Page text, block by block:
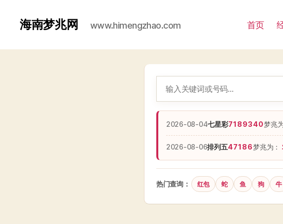
海南梦兆网 www.himengzhao.com 首页
2026-08-04七星彩7189340梦兆
2026-08-06排列五47186梦兆为：
热门查询： 红包 蛇 鱼 狗 牛